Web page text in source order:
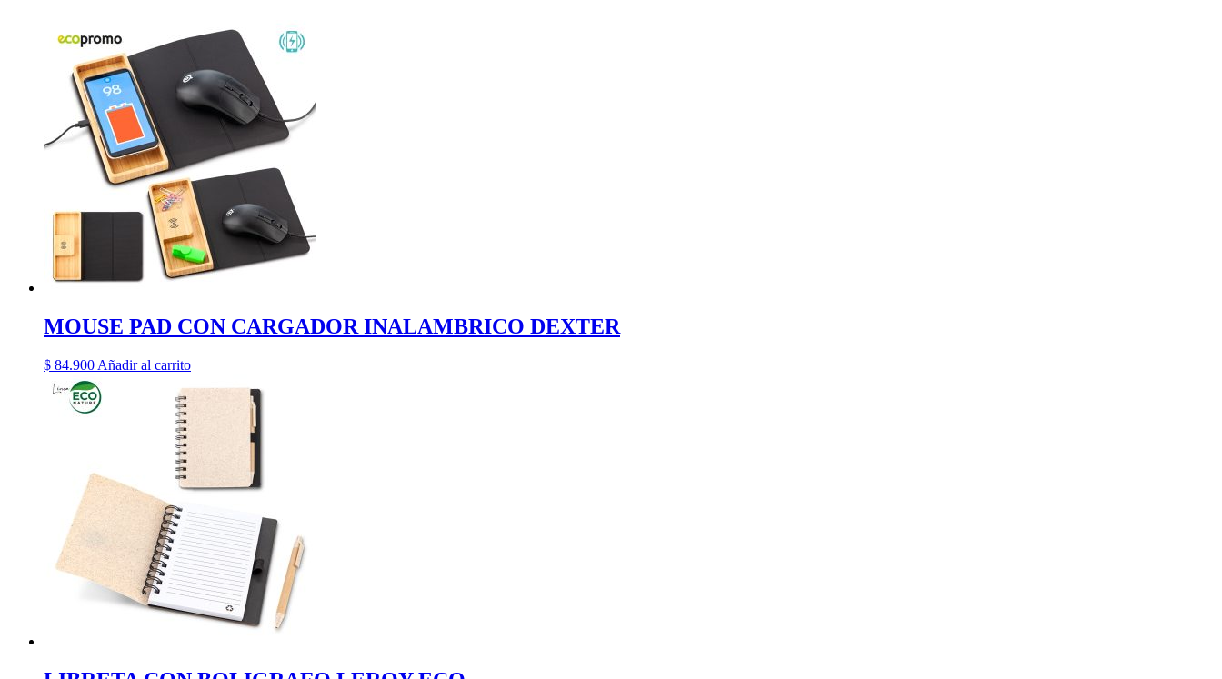
MOUSE PAD CON CARGADOR INALAMBRICO DEXTER
$ 84.900 Añadir al carrito